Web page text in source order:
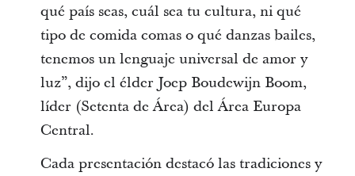
qué país seas, cuál sea tu cultura, ni qué
tipo de comida comas o qué danzas bailes,
tenemos un lenguaje universal de amor y
luz”, dijo el élder Joep Boudewijn Boom,
líder (Setenta de Área) del Área Europa
Central.
Cada presentación destacó las tradiciones y